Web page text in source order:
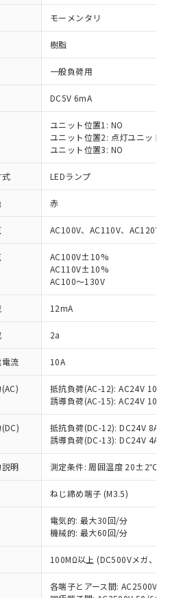
モーメンタリ
樹脂
一般負荷用
DC5V 6mA
ユニット位置1: NO
ユニット位置2: 点灯ユニット
ユニット位置3: NO
式 LEDランプ
赤
AC100V、AC110V、AC120V
AC100V±10%
AC110V±10%
AC100～130V
12mA
2a
流 10A
抵抗負荷(AC-12): AC24V 10A/
誘導負荷(AC-15): AC24V
抵抗負荷(DC-12): DC24V 8A/
誘導負荷(DC-13): DC24V 4A/
明 測定条件: 周囲温度 20±2℃、
ねじ締め端子 (M3.5)
電気的: 最大30回/分
機械的: 最大60回/分
100MΩ以上 (DC500Vメガ、点
各端子とアース間: AC2500V
いただき、同意のうえ
、当社制御機器事業取扱
庫状況および標準価格
させていただくもので
事業取扱商品の中には、
対象外となる商品もある
ください。
び標準価格照会結果は、
更新日時点での社内デー
成されるものであり、閲
なる場合があることをご
指令（10物質）の
品が提供可能な商品で
指令（10物質）の非含
切り替える予定のある
RoHS指令（10物質）の
品で、対応品を出す予
RoHS指令（10物質）の
調査中または確認中の
ス料など無形物で、有
ない商品です。
り、非含有部品として
と判明した場合などや
とがあります。
：
銀(Hg) 1000ppm以下、 カド
以下、ポリ臭化ビフェニル
料含有率が中国RoHSの
とを示します。
料含有率が中国RoHSの
ことを示します。
。当社販売部門へお問
ら貴社製品のうち、外国
国貿易法に定める商品
物等」という）を輸出
の提供する場合は、日本
許可(または役務取引許
などの必要な手続きを